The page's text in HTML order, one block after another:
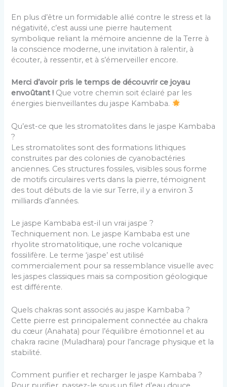
En plus d’être un formidable allié contre le stress et la
négativité, c’est aussi une pierre hautement
symbolique reliant la mémoire ancienne de la Terre à
la conscience moderne, une invitation à ralentir, à
écouter, à ressentir, et à s’émerveiller encore.
Merci d’avoir pris le temps de découvrir ce joyau
envoûtant ! Que votre chemin soit éclairé par les
énergies bienveillantes du jaspe Kambaba.
Qu’est-ce que les stromatolites dans le jaspe Kambaba
?
Les stromatolites sont des formations lithiques
construites par des colonies de cyanobactéries
anciennes. Ces structures fossiles, visibles sous forme
de motifs circulaires verts dans la pierre, témoignent
des tout débuts de la vie sur Terre, il y a environ 3
milliards d’années.
Le jaspe Kambaba est-il un vrai jaspe ?
Techniquement non. Le jaspe Kambaba est une
rhyolite stromatolitique, une roche volcanique
fossilifère. Le terme ‘jaspe’ est utilisé
commercialement pour sa ressemblance visuelle avec
les jaspes classiques mais sa composition géologique
est différente.
Quels chakras sont associés au jaspe Kambaba ?
Cette pierre est principalement connectée au chakra
du cœur (Anahata) pour l’équilibre émotionnel et au
chakra racine (Muladhara) pour l’ancrage physique et la
stabilité.
Comment purifier et recharger le jaspe Kambaba ?